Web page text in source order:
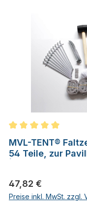
Durchschnittliche
MVL-TENT®
54 Teile, zur
Regulärer Preis:
47,82 €
Preise inkl. MwSt. zzgl.